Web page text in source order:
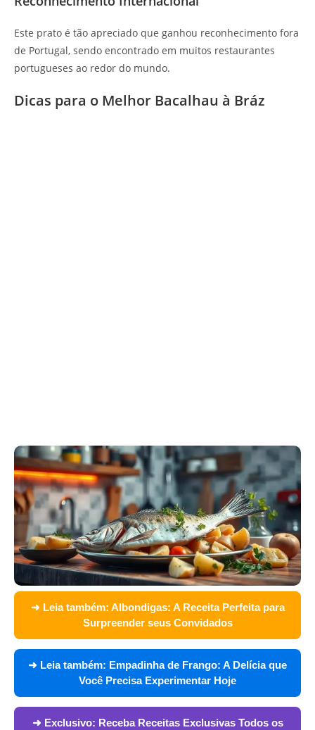
Este prato é tão apreciado que ganhou reconhecimento fora
de Portugal, sendo encontrado em muitos restaurantes
portugueses ao redor do mundo.
Dicas para o Melhor Bacalhau à Bráz
➜ Leia também: Albondigas: A Receita Perfeita para
Surpreender seus Convidados
➜ Leia também: Empadinha de Frango: A Delícia que
Você Precisa Experimentar Hoje
➜ Exclusivo: Receba Receitas Exclusivas Todos os